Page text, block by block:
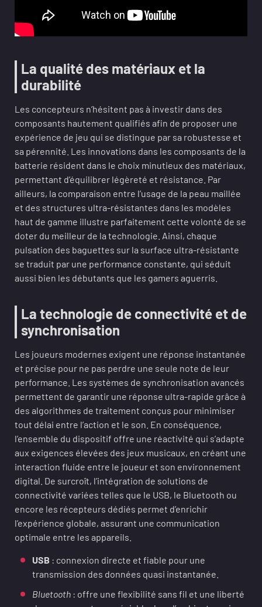
La qualité des matériaux et la
durabilité
Les concepteurs n’hésitent pas à investir dans des
composants hautement qualifiés afin de proposer une
expérience de jeu qui se distingue par sa robustesse et
sa pérennité. Les innovations dans les composants de la
batterie résident dans le choix minutieux des matériaux,
permettant d’équilibrer légèreté et résistance. Par
ailleurs, la comparaison entre l’usage de la peau maillée
et des structures ultra-résistantes dans les modèles
haut de gamme illustre parfaitement cette volonté de se
doter du meilleur de la technologie. Ainsi, chaque
pulsation des baguettes sur la surface ultra-résistante
se traduit par une performance constante, qui séduit
aussi bien les débutants que les gamers aguerris.
La technologie de connectivité et de
synchronisation
Les joueurs modernes exigent une réponse instantanée
et précise pour ne pas perdre une seule note de leur
performance. Les systèmes de synchronisation avancés
permettent de garantir une réponse ultra-rapide grâce à
des algorithmes de traitement conçus pour minimiser
tout délai entre l’action et le son. En conséquence,
l’ensemble du dispositif offre une réactivité qui s’adapte
aux exigences élevées des jeux musicaux, en créant une
interaction fluide entre le joueur et son environnement
digital. De surcroît, l’intégration de solutions de
connectivité variées telles que le USB, le Bluetooth ou
encore les récepteurs dédiés permet d’enrichir
l’expérience globale, assurant une communication
optimale entre les appareils.
USB : connexion directe et fiable pour une
transmission des données quasi instantanée.
Bluetooth : offre une flexibilité sans fil et une liberté